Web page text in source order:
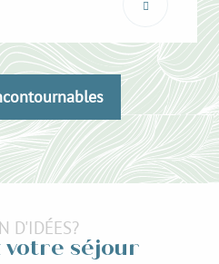
D'IDÉES?
votre séjour